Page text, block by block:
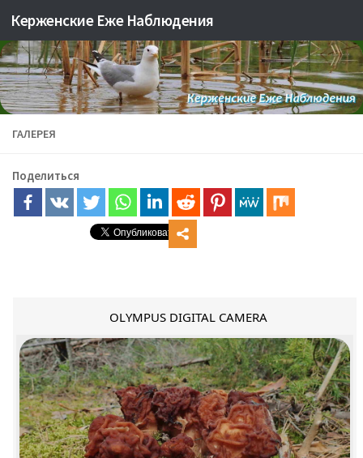
Skip to content
Керженские Еже Наблюдения
ГАЛЕРЕЯ
Поделиться
OLYMPUS DIGITAL CAMERA